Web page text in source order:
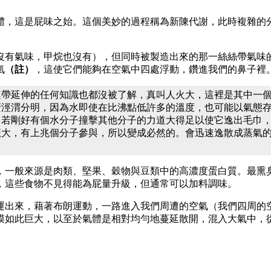
這是屁味之始。這個美妙的過程稱為新陳代謝，此時複雜
氣味，甲烷也沒有），但同時被製造出來的那一絲絲帶氣
（註） ，這使它們能夠在空氣中四處浮動，鑽進我們的鼻子裡
延伸的任何知識也都沒被了解，真叫人火大，這裡是其中一
渭分明，因為水即使在比沸點低許多的溫度，也可能以氣態
剛好有個水分子撞擊其他分子的力道大得足以使它逸出毛巾
，有上兆個分子參與，所以變成必然的。會迅速逸散成蒸氣
般來源是肉類、堅果、穀物與豆類中的高濃度蛋白質。最
些食物不見得能為屁量升級，但通常可以加料調味。
來，藉著布朗運動，一路進入我們周遭的空氣（我們四周
此巨大，以至於氣體是相對均勻地蔓延散開，混入大氣中